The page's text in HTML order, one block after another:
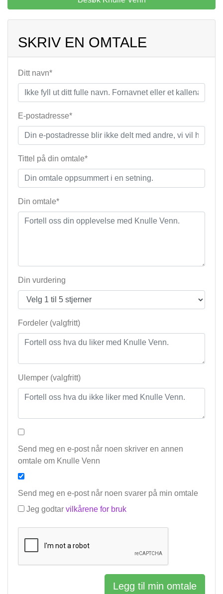
SKRIV EN OMTALE
Ditt navn*
E-postadresse*
Tittel på din omtale*
Din omtale*
Din vurdering
Fordeler (valgfritt)
Ulemper (valgfritt)
Send meg en e-post når noen skriver en annen
omtale om Knulle Venn
Send meg en e-post når noen svarer på min omtale
Jeg godtar vilkårene for bruk
Legg til min omtale